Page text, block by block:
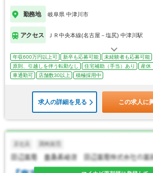
勤務地 岐阜県 中津川市
アクセス ＪＲ中央本線(名古屋－塩尻) 中津川駅
年収600万円以上可 新卒も応募可能
未経験者も応募可能
原則、引越しを伴う転勤なし
住宅補助（手当）あり
産休
車通勤可
店舗数30以上 積極採用中
求人の詳細を見る この求人に